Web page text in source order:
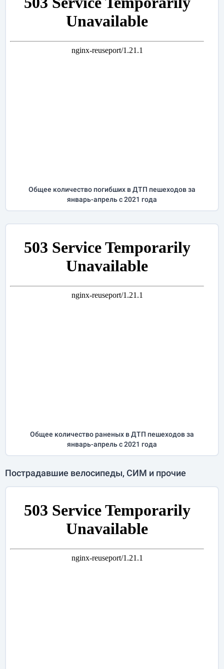
Общее количество погибших в ДТП пешеходов за
январь-апрельс 2021 года
Общее количество раненых в ДТП пешеходов за
январь-апрельс 2021 года
Пострадавшие велосипеды, СИМ и прочие